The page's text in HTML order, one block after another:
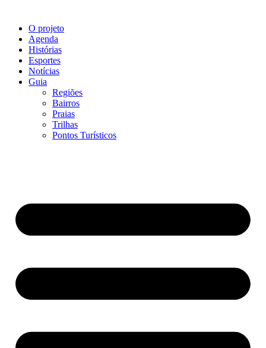
O projeto
Agenda
Histórias
Esportes
Notícias
Guia
Regiões
Bairros
Praias
Trilhas
Pontos Turísticos